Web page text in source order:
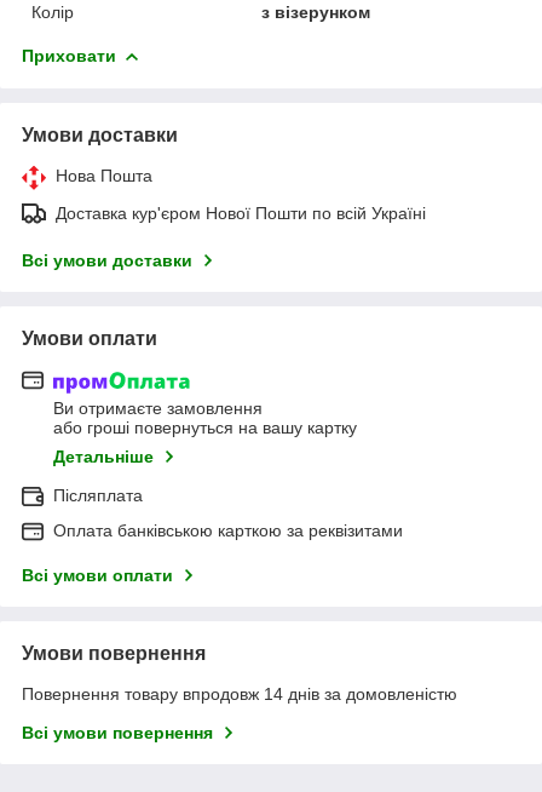
Колір
з візерунком
Приховати
Умови доставки
Нова Пошта
Доставка кур'єром Нової Пошти по всій Україні
Всі умови доставки
Умови оплати
Ви отримаєте замовлення
або гроші повернуться на вашу картку
Детальніше
Післяплата
Оплата банківською карткою за реквізитами
Всі умови оплати
Умови повернення
Повернення товару впродовж 14 днів за домовленістю
Всі умови повернення